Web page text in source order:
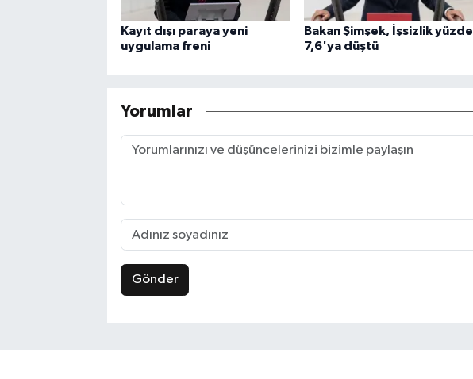
Kayıt dışı paraya yeni
uygulama freni
Bakan Şimşek, İşsizlik yüzde
7,6'ya düştü
Yorumlar
Gönder